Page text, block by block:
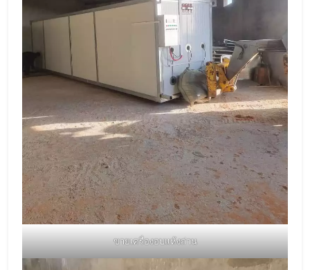
ขายเครื่องอบแห้งถ่าน